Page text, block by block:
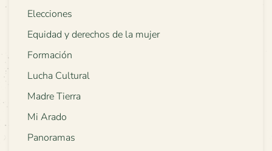
Elecciones
Equidad y derechos de la mujer
Formación
Lucha Cultural
Madre Tierra
Mi Arado
Panoramas